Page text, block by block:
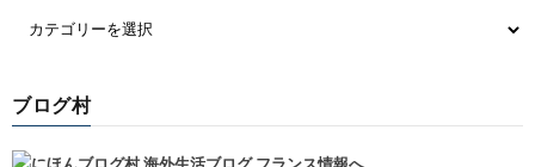
ブログ村